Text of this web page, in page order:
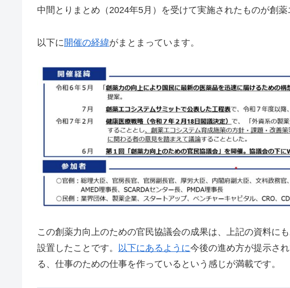
中間とりまとめ（2024年5月）を受けて実施されたものが創薬
以下に 開催の経緯がまとまっています。
この創薬力向上のための官民協議会の成果は、上記の資料に
設置したことです。
以下にあるように今後の進め方が提示さ
る、仕事のための仕事を作っているという感じが満載です。